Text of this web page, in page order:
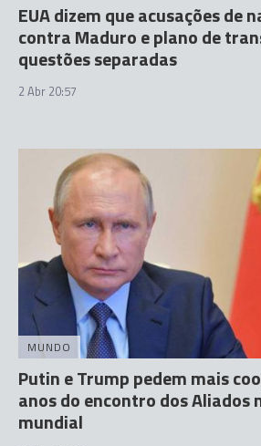
EUA dizem que acusações de
contra Maduro e plano de
questões separadas
2 Abr 20:57
MUNDO
Putin e Trump pedem mais
anos do encontro dos Aliados
mundial